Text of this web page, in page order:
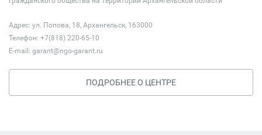
Адрес: ул. Попова, 18, Архангельск, 163000
Телефон: +7(818) 220-65-10
E-mail: garant@ngo-garant.ru
ПОДРОБНЕЕ О ЦЕНТРЕ